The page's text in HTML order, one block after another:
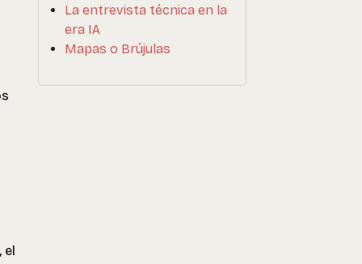
La entrevista técnica en la
era IA
Mapas o Brújulas